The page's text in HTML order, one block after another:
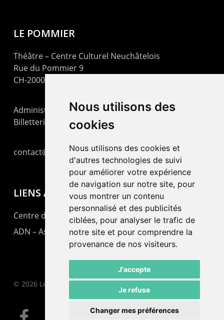
Nous utilisons des
cookies
Nous utilisons des cookies et
d'autres technologies de suivi
pour améliorer votre expérience
de navigation sur notre site, pour
vous montrer un contenu
personnalisé et des publicités
ciblées, pour analyser le trafic de
notre site et pour comprendre la
provenance de nos visiteurs.
J'accepte
Je refuse
Changer mes préférences
LE POMMIER
Théâtre – Centre Culturel Neuchâtelois
Rue du Pommier 9
CH-2000 Neuchâtel
Administration : +41 32 725 03 03
Billetterie : +41 32 725 05 05
contact@lepommier.ch
LIENS AMIS
Centre de culture ABC
ADN – Association Danse Neuchâtel
© 2026 Le Pommier.
facebook email